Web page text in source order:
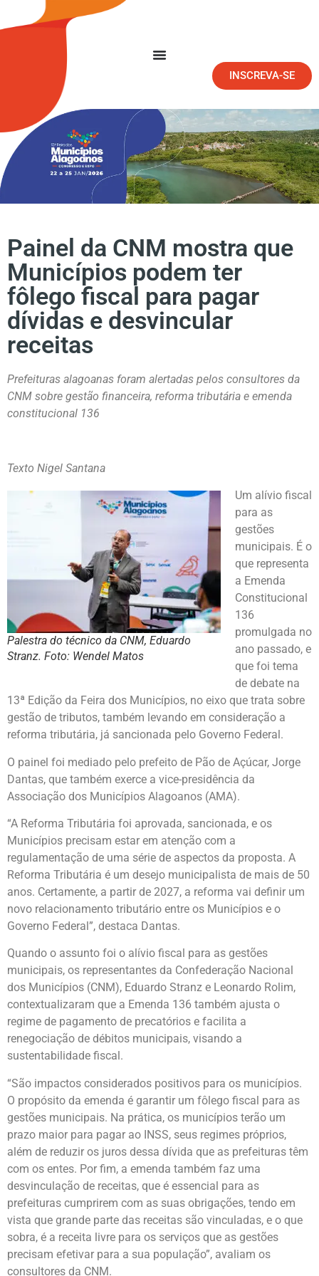
INSCREVA-SE
Painel da CNM mostra que
Municípios podem ter
fôlego fiscal para pagar
dívidas e desvincular
receitas
Prefeituras alagoanas foram alertadas pelos consultores da
CNM sobre gestão financeira, reforma tributária e emenda
constitucional 136
Texto Nigel Santana
Palestra do técnico da CNM, Eduardo
Stranz. Foto: Wendel Matos
Um alívio fiscal
para as
gestões
municipais. É o
que representa
a Emenda
Constitucional
136
promulgada no
ano passado, e
que foi tema
de debate na
13ª Edição da Feira dos Municípios, no eixo que trata sobre
gestão de tributos, também levando em consideração a
reforma tributária, já sancionada pelo Governo Federal.
O painel foi mediado pelo prefeito de Pão de Açúcar, Jorge
Dantas, que também exerce a vice-presidência da
Associação dos Municípios Alagoanos (AMA).
“A Reforma Tributária foi aprovada, sancionada, e os
Municípios precisam estar em atenção com a
regulamentação de uma série de aspectos da proposta. A
Reforma Tributária é um desejo municipalista de mais de 50
anos. Certamente, a partir de 2027, a reforma vai definir um
novo relacionamento tributário entre os Municípios e o
Governo Federal”, destaca Dantas.
Quando o assunto foi o alívio fiscal para as gestões
municipais, os representantes da Confederação Nacional
dos Municípios (CNM), Eduardo Stranz e Leonardo Rolim,
contextualizaram que a Emenda 136 também ajusta o
regime de pagamento de precatórios e facilita a
renegociação de débitos municipais, visando a
sustentabilidade fiscal.
“São impactos considerados positivos para os municípios.
O propósito da emenda é garantir um fôlego fiscal para as
gestões municipais. Na prática, os municípios terão um
prazo maior para pagar ao INSS, seus regimes próprios,
além de reduzir os juros dessa dívida que as prefeituras têm
com os entes. Por fim, a emenda também faz uma
desvinculação de receitas, que é essencial para as
prefeituras cumprirem com as suas obrigações, tendo em
vista que grande parte das receitas são vinculadas, e o que
sobra, é a receita livre para os serviços que as gestões
precisam efetivar para a sua população”, avaliam os
consultores da CNM.